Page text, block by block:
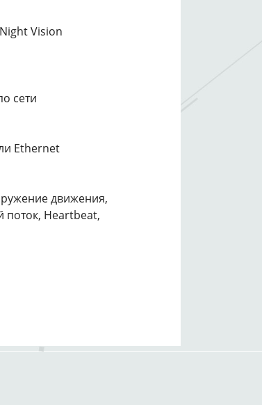
Vision
сети
Ethernet
движения,
поток, Heartbeat,